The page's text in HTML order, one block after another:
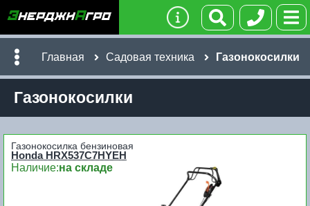
Главная Садовая техника Газонокосилки
Газонокосилки
Газонокосилка бензиновая
Honda HRX537C7HYEН
Наличие:на складе